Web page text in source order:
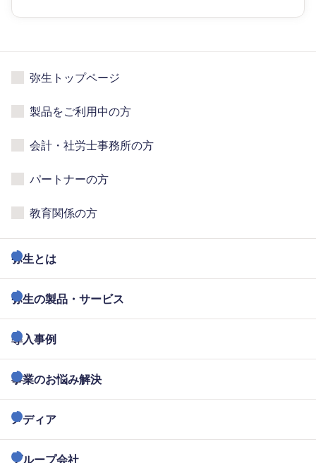
弥生トップページ
製品をご利用中の方
会計・社労士事務所の方
パートナーの方
教育関係の方
弥生とは
弥生の製品・サービス
導入事例
事業のお悩み解決
メディア
グループ会社